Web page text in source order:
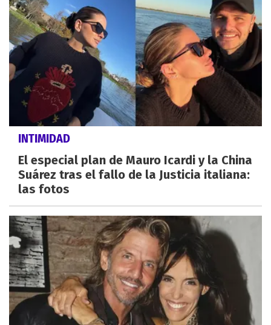
INTIMIDAD
El especial plan de Mauro Icardi y la China
Suárez tras el fallo de la Justicia italiana:
las fotos